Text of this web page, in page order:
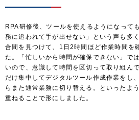
RPA研修後、ツールを使えるようになって
務に追われて手が出せない」という声も多
合間を見つけて、1日2時間ほど作業時間を
た。「忙しいから時間が確保できない」で
いので、意識して時間を区切って取り組ん
だけ集中してデジタルツール作成作業をし
らまた通常業務に切り替える。といったよ
重ねることで形にしました。